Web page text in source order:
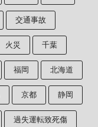
交通事故
火災 千葉
福岡 北海道
京都 静岡
過失運転致死傷